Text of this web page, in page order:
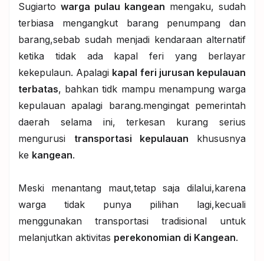
Sugiarto warga pulau kangean mengaku, sudah
terbiasa mengangkut barang penumpang dan
barang,sebab sudah menjadi kendaraan alternatif
ketika tidak ada kapal feri yang berlayar
kekepulaun. Apalagi kapal feri jurusan kepulauan
terbatas, bahkan tidk mampu menampung warga
kepulauan apalagi barang.mengingat pemerintah
daerah selama ini, terkesan kurang serius
mengurusi transportasi kepulauan khususnya
ke kangean.
Meski menantang maut,tetap saja dilalui,karena
warga tidak punya pilihan lagi,kecuali
menggunakan transportasi tradisional untuk
melanjutkan aktivitas perekonomian di Kangean.